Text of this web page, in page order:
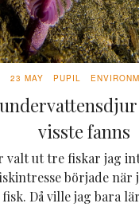
23 MAY PUPIL
visste fanns
valt ut tre fiskar jag
började när
Då ville jag bara